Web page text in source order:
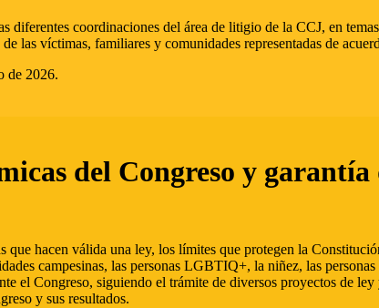
diferentes coordinaciones del área de litigio de la CCJ, en
las víctimas, familiares y comunidades representadas de
de 2026.
del Congreso y
que hacen válida una ley, los límites que protegen la
campesinas, las personas LGBTIQ+, la niñez, las
el Congreso, siguiendo el trámite de diversos proyectos de
y sus resultados.